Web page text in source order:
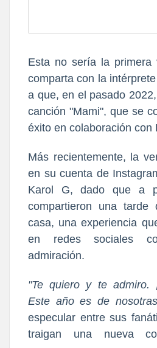
Esta no sería la primera
comparta con la
a que, en el pasado
canción "Mami", que se
éxito en colaboración con
Más recientemente, la
en su cuenta de
Karol G, dado que a
compartieron una
casa, una experiencia
en redes sociales
admiración.
"Te quiero y te admiro.
Este año es de
especular entre sus
traigan una nueva